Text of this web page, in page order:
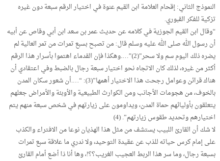
النموذج الثاني: إقحام العلامة ابن القيم عنوة في اختيار الرقم سبعة دون غيره
تزكية للفكر القبوري.
“وقال ابن القيم الجوزية في كلامه عن حديث عمر بن سعد ابن أبي وقاص عن أبيه
أن رسول الله صلى الله عليه وسلم قال: من تصبح بسبع تمرات من تمر العالية لم
يضره ذلك اليوم سم ولا سحر”(2)”….وهكذا فإن القدماء اهتموا بأسرار هذا الرقم
أكثر من غيره، لذلك كان الاتجاه نحو اختيار سبعة رجال بالضبط وفي اعتقادي أن
هناك قرائن وعوامل رجحت هذا الاختيار أهمها”(3): “….أن شعور سكان المدن
بالخوف، من هجومات الأجانب ومن الكوارث الطبيعية والأوبئة والأمراض جعلهم
يتعلقون بأوليائهم حماة المدن، ويداومون على زيارتهم في شخص سبعة منهم يتم
اختيارهم وتحديد طقوس زيارتهم”. (4)
لا شك أن القارئ اللبيب يستشف من مثل هذا الهذيان نوعا من الافتراء والكذب
على إمام كرس حياته للذب عن عقيدة التوحيد، ولا ندري ما علاقة سبع تمرات
بسبعة رجال، وما سر هذا الربط العجيب الغريب؟؟!، وها أنا ذا أضع أمام القارئ